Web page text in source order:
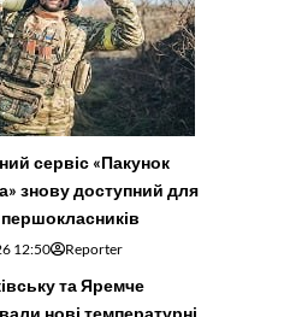
сервіс «Пакунок
знову доступний для
першокласників
12:50 Reporter
та Яремче
нові температурні